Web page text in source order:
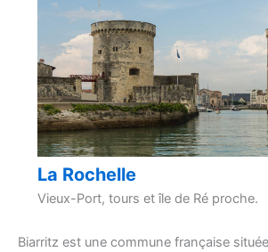
La Rochelle
Vieux-Port, tours et île de Ré proche.
Biarritz est une commune française